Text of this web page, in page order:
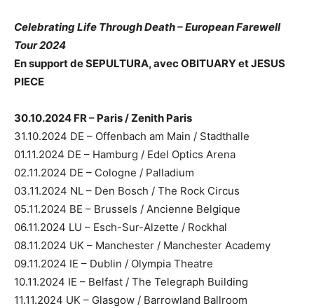
Celebrating Life Through Death – European Farewell
Tour 2024
En support de SEPULTURA, avec OBITUARY et JESUS
PIECE
30.10.2024 FR – Paris / Zenith Paris
31.10.2024 DE – Offenbach am Main / Stadthalle
01.11.2024 DE – Hamburg / Edel Optics Arena
02.11.2024 DE – Cologne / Palladium
03.11.2024 NL – Den Bosch / The Rock Circus
05.11.2024 BE – Brussels / Ancienne Belgique
06.11.2024 LU – Esch-Sur-Alzette / Rockhal
08.11.2024 UK – Manchester / Manchester Academy
09.11.2024 IE – Dublin / Olympia Theatre
10.11.2024 IE – Belfast / The Telegraph Building
11.11.2024 UK – Glasgow / Barrowland Ballroom